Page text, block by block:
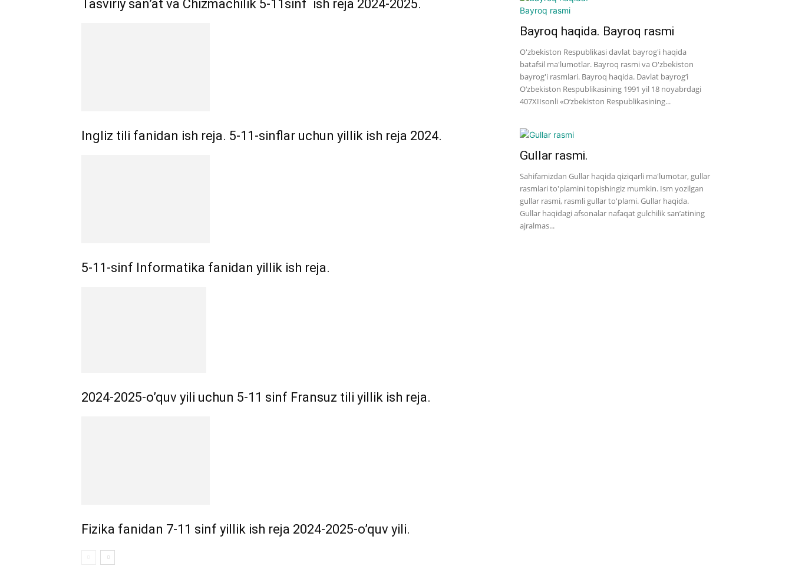
Tasviriy san’at va Chizmachilik 5-11sinf ish reja 2024-2025.
Ingliz tili fanidan ish reja. 5-11-sinflar uchun yillik ish reja 2024.
5-11-sinf Informatika fanidan yillik ish reja.
2024-2025-o’quv yili uchun 5-11 sinf Fransuz tili yillik ish reja.
Fizika fanidan 7-11 sinf yillik ish reja 2024-2025-o’quv yili.
Bayroq haqida. Bayroq rasmi
O'zbekiston Respublikasi davlat bayrog'i haqida
batafsil ma'lumotlar. Bayroq rasmi va O'zbekiston
bayrog'i rasmlari. Bayroq haqida. Davlat bayrog‘i
O‘zbekiston Respublikasining 1991 yil 18 noyabrdagi
407­XII­sonli «O‘zbekiston Respublikasining...
Gullar rasmi.
Sahifamizdan Gullar haqida qiziqarli ma'lumotar, gullar
rasmlari to'plamini topishingiz mumkin. Ism yozilgan
gullar rasmi, rasmli gullar to'plami. Gullar haqida.
Gullar haqidagi afsonalar nafaqat gulchilik san’atining
ajralmas...